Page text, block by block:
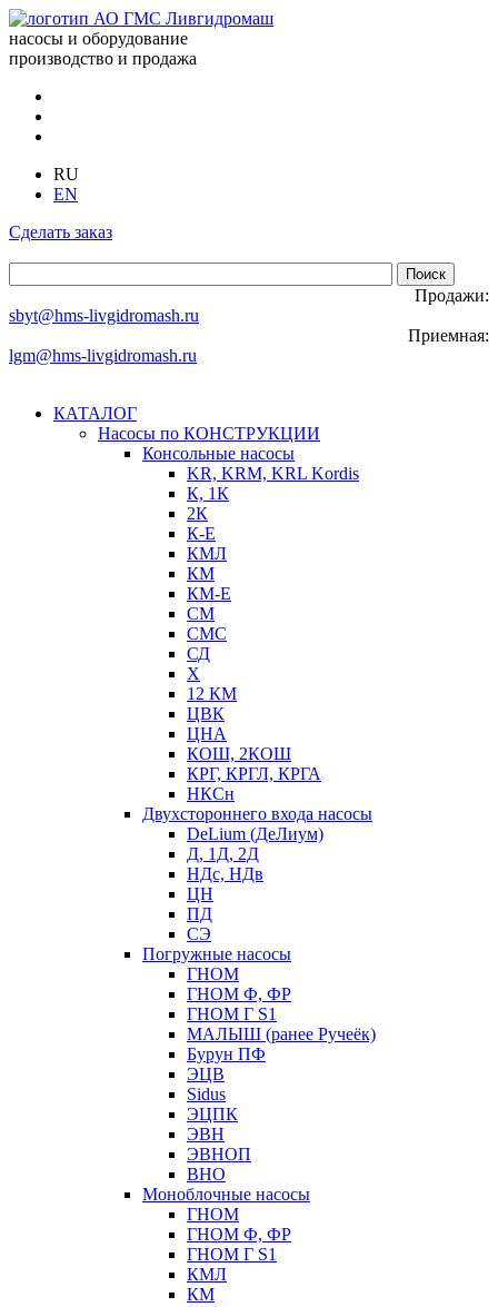
насосы и оборудование
производство и продажа
RU
EN
Сделать заказ
Продажи:
sbyt@hms-livgidromash.ru
Приемная:
lgm@hms-livgidromash.ru
КАТАЛОГ
Насосы по КОНСТРУКЦИИ
Консольные насосы
KR, KRM, KRL Kordis
К, 1К
2К
К-Е
КМЛ
КМ
КМ-Е
СМ
СМС
СД
Х
12 КМ
ЦВК
ЦНА
КОШ, 2КОШ
КРГ, КРГЛ, КРГА
НКСн
Двухстороннего входа насосы
DeLium (ДеЛиум)
Д, 1Д, 2Д
НДс, НДв
ЦН
ПД
СЭ
Погружные насосы
ГНОМ
ГНОМ Ф, ФР
ГНОМ Г S1
МАЛЫШ (ранее Ручеёк)
Бурун ПФ
ЭЦВ
Sidus
ЭЦПК
ЭВН
ЭВНОП
ВНО
Моноблочные насосы
ГНОМ
ГНОМ Ф, ФР
ГНОМ Г S1
КМЛ
КМ